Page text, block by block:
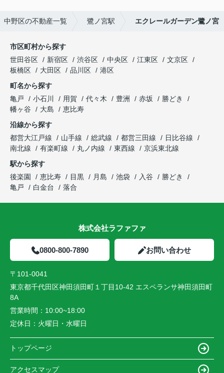
中野区の不動産一覧 鷺ノ宮駅 エクレールガーデン鷺ノ宮
市区町村から探す
世田谷区
新宿区 渋谷区 中央区 江東区
文京区
板橋区
大田区 品川区
港区
町名から探す
亀戸
小石川 用賀 代々木 豊洲 赤坂
勝どき
幡ヶ谷
大島
恵比寿
沿線から探す
都営大江戸線
山手線 総武線 都営三田線
日比谷線
南北線
有楽町線 丸ノ内線 東西線
京浜東北線
駅から探す
後楽園
恵比寿 目黒 月島 池袋 入谷
勝どき
亀戸
白金台 落合
株式会社ラファファ
0800-800-7890 お問い合わせ
〒101-0041
東京都千代田区神田須田町１丁目10-42 エスペランサ神田須田町
8A
営業時間： 10:00~18:00
定休日： 火曜日・水曜日
トップページ
アクセスマップ